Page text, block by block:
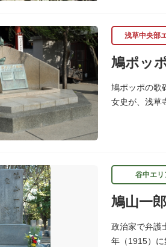
浅草中央部
鳩ポッ
鳩ポッポの歌
女史が、浅草
谷中エリ
鳩山一
政治家で弁護
年（1915）